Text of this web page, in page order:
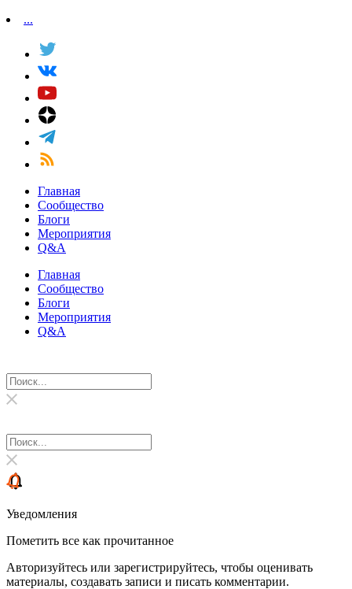
...
Главная
Сообщество
Блоги
Мероприятия
Q&A
Главная
Сообщество
Блоги
Мероприятия
Q&A
Уведомления
Пометить все как прочитанное
Авторизуйтесь или зарегистрируйтесь, чтобы оценивать
материалы, создавать записи и писать комментарии.